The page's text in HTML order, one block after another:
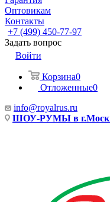
Оптовикам
Контакты
+7 (499) 450-77-97
Задать вопрос
Войти
Корзина0
Отложенные0
info@royalrus.ru
ШОУ-РУМЫ в